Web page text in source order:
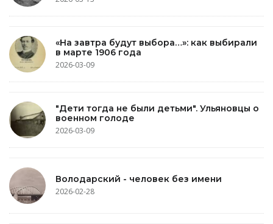
«На завтра будут выбора…»: как выбирали
в марте 1906 года
2026-03-09
"Дети тогда не были детьми". Ульяновцы о
военном голоде
2026-03-09
Володарский - человек без имени
2026-02-28